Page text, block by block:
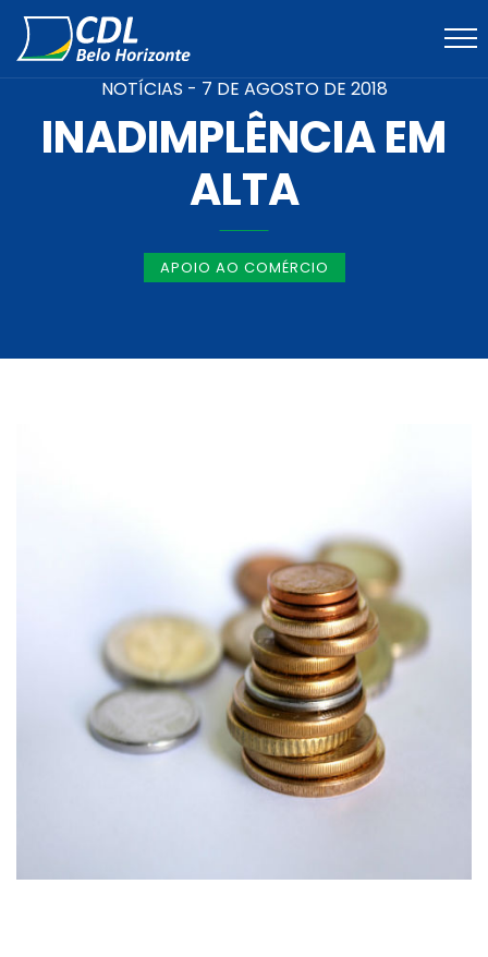
NOTÍCIAS - 7 DE AGOSTO DE 2018
INADIMPLÊNCIA EM
ALTA
APOIO AO COMÉRCIO